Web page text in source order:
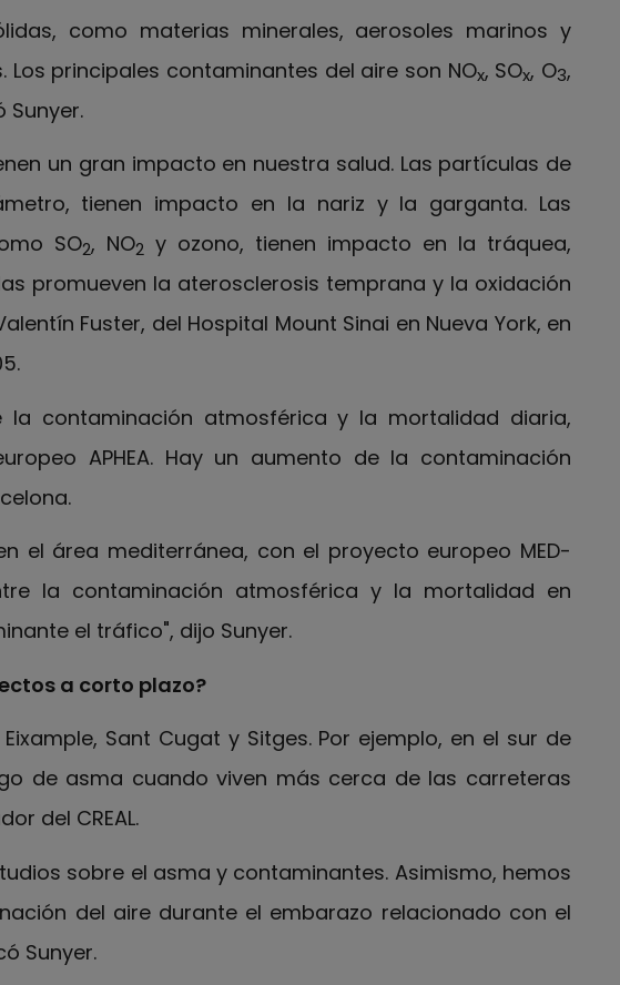
como materias minerales, aerosoles marinos y
principales contaminantes del aire son NOx, SOx, O3,
Sunyer.
un gran impacto en nuestra salud. Las partículas de
tienen impacto en la nariz y la garganta. Las
SO2, NO2 y ozono, tienen impacto en la tráquea,
promueven la aterosclerosis temprana y la oxidación
Fuster, del Hospital Mount Sinai en Nueva York, en
la contaminación atmosférica y la mortalidad diaria,
APHEA. Hay un aumento de la contaminación
el área mediterránea, con el proyecto europeo MED-
la contaminación atmosférica y la mortalidad en
el tráfico", dijo Sunyer.
a corto plazo?
Sant Cugat y Sitges. Por ejemplo, en el sur de
de asma cuando viven más cerca de las carreteras
del CREAL.
sobre el asma y contaminantes. Asimismo, hemos
del aire durante el embarazo relacionado con el
Sunyer.